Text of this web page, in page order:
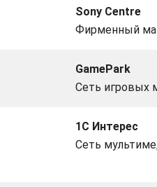
Sony Centre
Фирменный
GamePark
Сеть игровых
1С Интерес
Сеть